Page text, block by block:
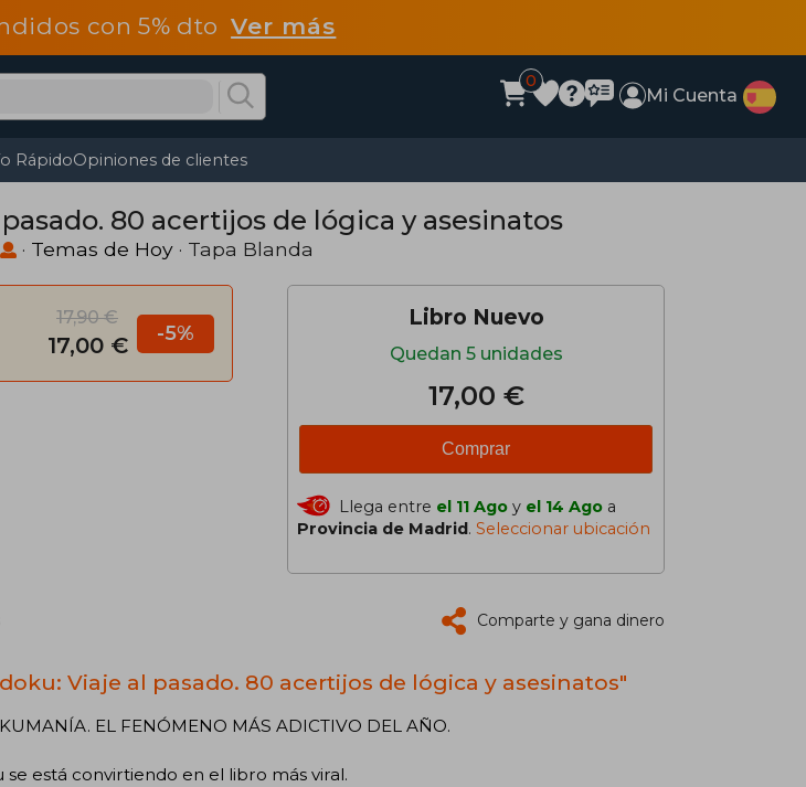
con 5% dtoVer más
0
Mi Cuenta
RápidoOpiniones de clientes
80 acertijos de lógica y asesinatos
· Temas de Hoy · Tapa Blanda
17,90 €
17,00 € -5%
Libro Nuevo
Quedan 5 unidades
17,00 €
Comprar
Llega entre el 11 Ago y el 14 Ago a
Provincia de Madrid. Seleccionar ubicación
Comparte y gana dinero
Viaje al pasado. 80 acertijos de lógica y asesinatos"
EL FENÓMENO MÁS ADICTIVO DEL AÑO.
está convirtiendo en el libro más viral.